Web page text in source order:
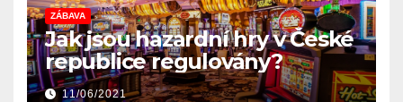
ZÁBAVA
Jak jsou hazardní hry v České
republice regulovány?
11/06/2021